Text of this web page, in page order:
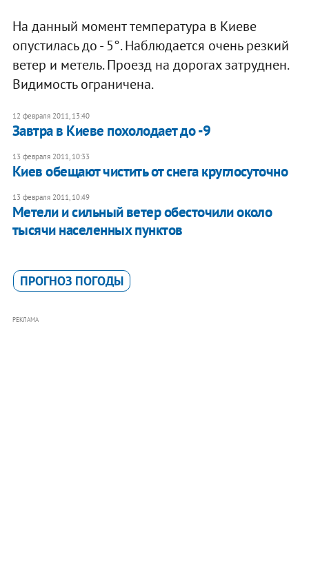
На данный момент температура в Киеве
опустилась до - 5°. Наблюдается очень резкий
ветер и метель. Проезд на дорогах затруднен.
Видимость ограничена.
12 февраля 2011, 13:40
Завтра в Киеве похолодает до -9
13 февраля 2011, 10:33
Киев обещают чистить от снега круглосуточно
13 февраля 2011, 10:49
Метели и сильный ветер обесточили около
тысячи населенных пунктов
ПРОГНОЗ ПОГОДЫ
РЕКЛАМА